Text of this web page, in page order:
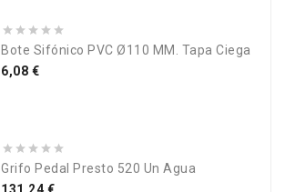
Bote Sifónico PVC Ø110 MM. Tapa Ciega
Precio
6,08 €
Grifo Pedal Presto 520 Un Agua
Precio